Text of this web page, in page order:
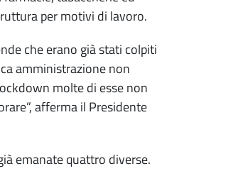
per motivi di lavoro.
che erano già stati colpiti
amministrazione non
molte di esse non
afferma il Presidente
emanate quattro diverse.